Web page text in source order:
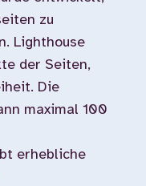
zu
Lighthouse
der Seiten,
Die
maximal 100
erhebliche